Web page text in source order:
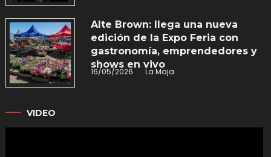
Alte Brown: llega una nueva
edición de la Expo Feria con
gastronomía, emprendedores y
shows en vivo
16/05/2026 La Maja
VIDEO